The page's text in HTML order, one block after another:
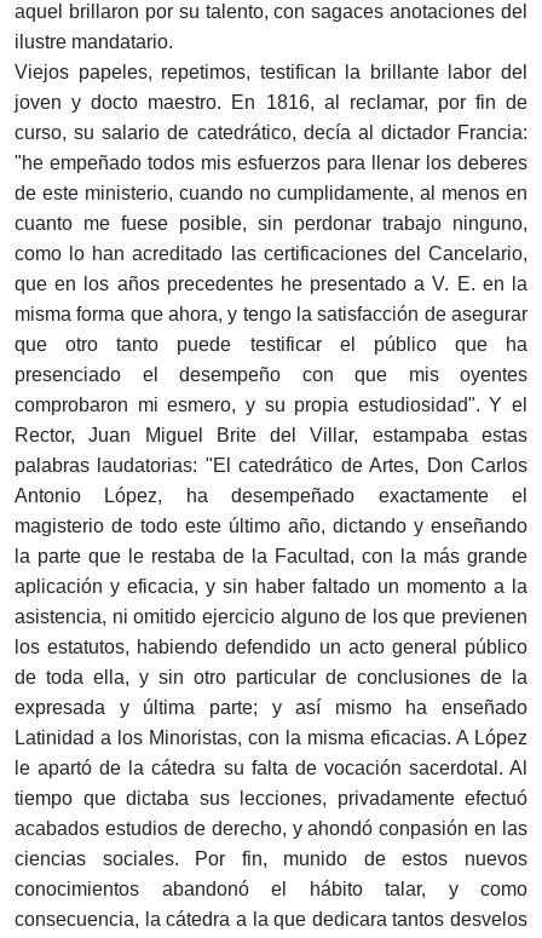
aquel brillaron por su talento, con sagaces anotaciones del
ilustre mandatario.
Viejos papeles, repetimos, testifican la brillante labor del
joven y docto maestro. En 1816, al reclamar, por fin de
curso, su salario de catedrático, decía al dictador Francia:
"he empeñado todos mis esfuerzos para llenar los deberes
de este ministerio, cuando no cumplidamente, al menos en
cuanto me fuese posible, sin perdonar trabajo ninguno,
como lo han acreditado las certificaciones del Cancelario,
que en los años precedentes he presentado a V. E. en la
misma forma que ahora, y tengo la satisfacción de asegurar
que otro tanto puede testificar el público que ha
presenciado el desempeño con que mis oyentes
comprobaron mi esmero, y su propia estudiosidad". Y el
Rector, Juan Miguel Brite del Villar, estampaba estas
palabras laudatorias: "El catedrático de Artes, Don Carlos
Antonio López, ha desempeñado exactamente el
magisterio de todo este último año, dictando y enseñando
la parte que le restaba de la Facultad, con la más grande
aplicación y eficacia, y sin haber faltado un momento a la
asistencia, ni omitido ejercicio alguno de los que previenen
los estatutos, habiendo defendido un acto general público
de toda ella, y sin otro particular de conclusiones de la
expresada y última parte; y así mismo ha enseñado
Latinidad a los Minoristas, con la misma eficacias. A López
le apartó de la cátedra su falta de vocación sacerdotal. Al
tiempo que dictaba sus lecciones, privadamente efectuó
acabados estudios de derecho, y ahondó conpasión en las
ciencias sociales. Por fin, munido de estos nuevos
conocimientos abandonó el hábito talar, y como
consecuencia, la cátedra a la que dedicara tantos desvelos